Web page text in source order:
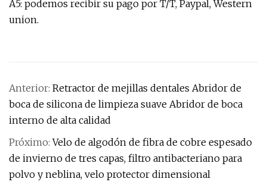
A5: podemos recibir su pago por T/T, Paypal, Western
union.
Anterior: Retractor de mejillas dentales Abridor de
boca de silicona de limpieza suave Abridor de boca
interno de alta calidad
Próximo:Velo de algodón de fibra de cobre espesado
de invierno de tres capas, filtro antibacteriano para
polvo y neblina, velo protector dimensional